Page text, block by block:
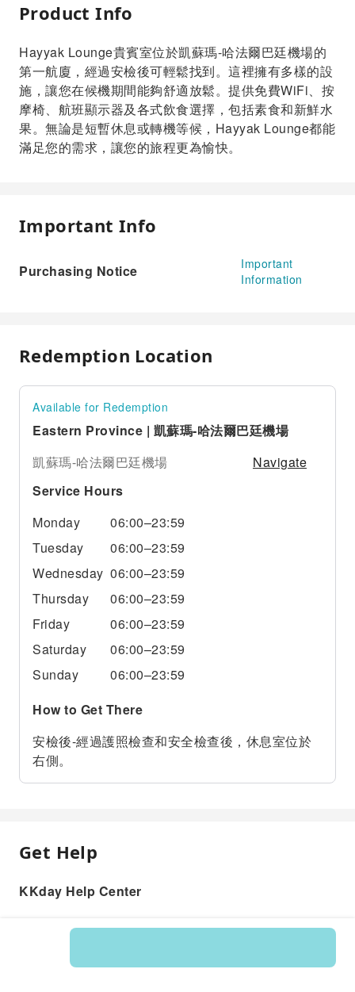
Product Info
Hayyak Lounge貴賓室位於凱蘇瑪-哈法爾巴廷機場的
第一航廈，經過安檢後可輕鬆找到。這裡擁有多樣的設
施，讓您在候機期間能夠舒適放鬆。提供免費WiFi、按
摩椅、航班顯示器及各式飲食選擇，包括素食和新鮮水
果。無論是短暫休息或轉機等候，Hayyak Lounge都能
滿足您的需求，讓您的旅程更為愉快。
Important Info
Purchasing Notice
Important
Information
Redemption Location
Available for Redemption
Eastern Province | 凱蘇瑪-哈法爾巴廷機場
凱蘇瑪-哈法爾巴廷機場
Navigate
Service Hours
Monday
06:00–23:59
Tuesday
06:00–23:59
Wednesday 06:00–23:59
Thursday
06:00–23:59
Friday
06:00–23:59
Saturday
06:00–23:59
Sunday
06:00–23:59
How to Get There
安檢後-經過護照檢查和安全檢查後，休息室位於
右側。
Get Help
KKday Help Center
Product: 597162